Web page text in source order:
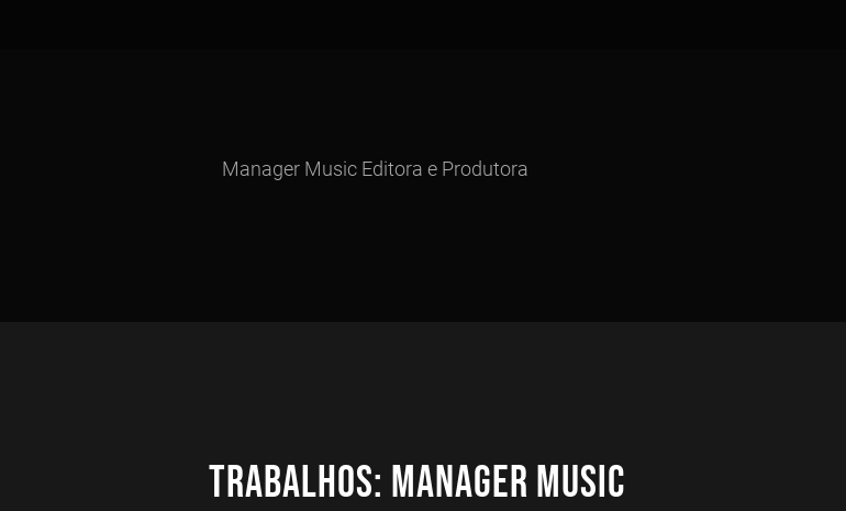
Manager Music Editora e Produtora
Trabalhos: Manager Music